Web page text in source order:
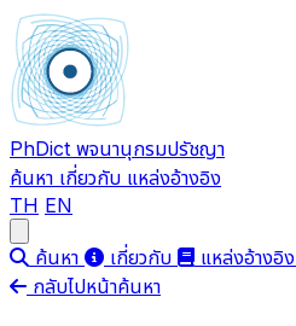
PhDict พจนานุกรมปรัชญา
ค้นหา เกี่ยวกับ แหล่งอ้างอิง
TH EN
ค้นหา เกี่ยวกับ แหล่งอ้างอิง
กลับไปหน้าค้นหา